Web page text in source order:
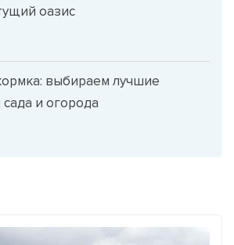
оазис
выбираем лучшие
и огорода